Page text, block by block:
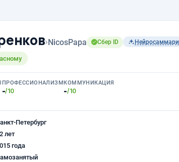
›NicosPapa Сбер ID Нейросаммари
ПРОФЕССИОНАЛИЗМ
-/10
КОММУНИКАЦИЯ
-/10
Петербург
лет
года